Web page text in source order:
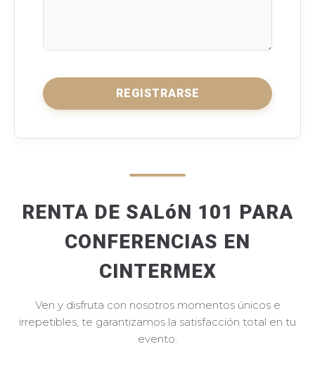
REGISTRARSE
RENTA DE SALóN 101 PARA
CONFERENCIAS EN
CINTERMEX
Ven y disfruta con nosotros momentos únicos e
irrepetibles, te garantizamos la satisfacción total en tu
evento.